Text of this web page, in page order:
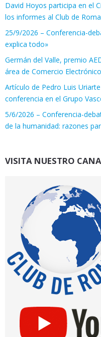
David Hoyos participa en el
los informes al Club de Roma
25/9/2026 – Conferencia-
explica todo»
Germán del Valle, premio
área de Comercio Electrónico
Artículo de Pedro Luis
conferencia en el Grupo
5/6/2026 – Conferencia-
de la humanidad: razones
VISITA NUESTRO